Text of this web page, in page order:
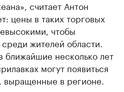
считает Антон
цены в таких торговых
чтобы
жителей области.
ближайшие несколько лет
могут появиться
, выращенные в регионе.